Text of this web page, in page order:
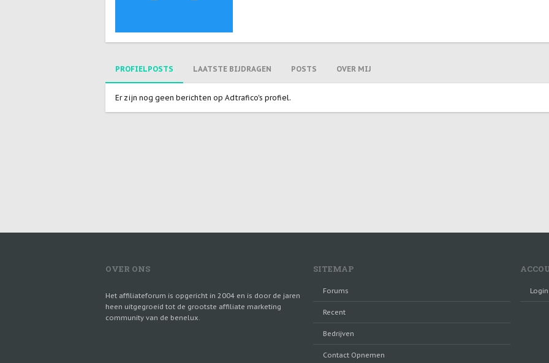
PROFIELPOSTS LAATSTE BIJDRAGEN POSTS OVER MIJ
Er zijn nog geen berichten op Adtrafico's profiel.
OVER ONS
Het affiliateforum is opgericht in 2004 en is door de jaren
heen uitgegroeid tot de grootste affiliate marketing
community van de benelux.
SITEMAP
Forums
Recent
Bedrijven
Contact Opnemen
Login